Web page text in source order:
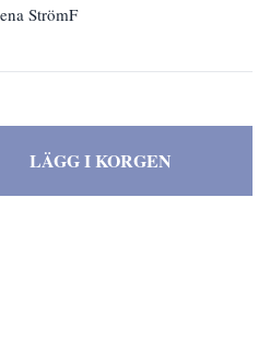
StrömF
LÄGG I KORGEN